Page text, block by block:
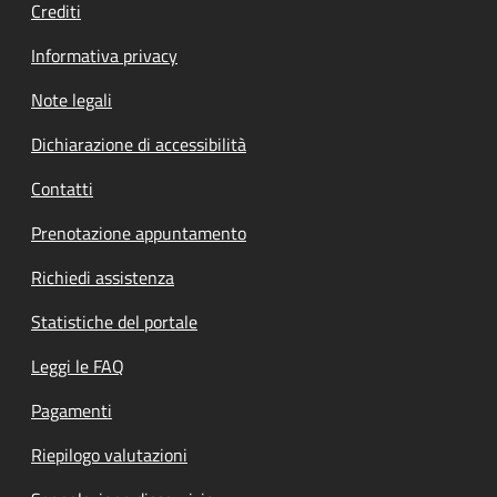
Crediti
Informativa privacy
Note legali
Dichiarazione di accessibilità
Contatti
Prenotazione appuntamento
Richiedi assistenza
Statistiche del portale
Leggi le FAQ
Pagamenti
Riepilogo valutazioni